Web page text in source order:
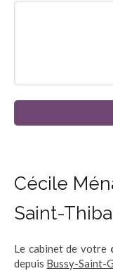
Cécile
Saint-
Le cabinet de votre
depuis Bussy-Saint-